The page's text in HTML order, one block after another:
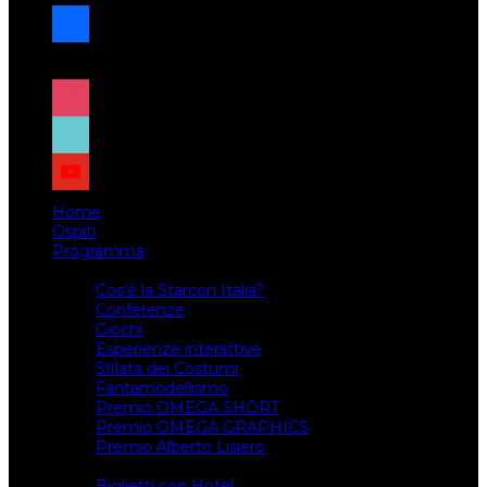
facebook
x
instagram
tiktok
youtube
Home
Ospiti
Programma
Cos’è la Starcon Italia?
Conferenze
Giochi
Esperienze interattive
Sfilata dei Costumi
Fantamodellismo
Premio OMEGA SHORT
Premio OMEGA GRAPHICS
Premio Alberto Lisiero